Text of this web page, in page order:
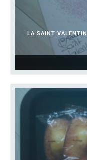
LA SAINT VALENTIN